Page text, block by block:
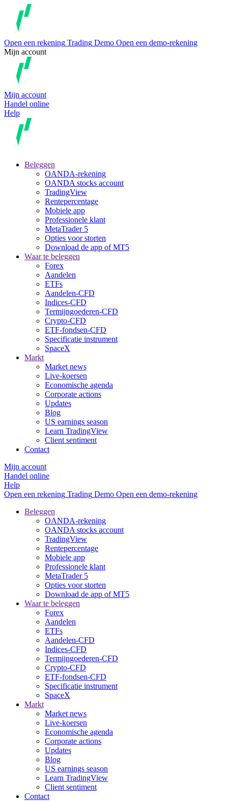
Open een rekening Trading Demo Open een demo-rekening
Mijn account
Mijn account
Handel online
Help
Beleggen
OANDA-rekening
OANDA stocks account
TradingView
Rentepercentage
Mobiele app
Professionele klant
MetaTrader 5
Opties voor storten
Download de app of MT5
Waar te beleggen
Forex
Aandelen
ETFs
Aandelen-CFD
Indices-CFD
Termijngoederen-CFD
Crypto-CFD
ETF-fondsen-CFD
Specificatie instrument
SpaceX
Markt
Market news
Live-koersen
Economische agenda
Corporate actions
Updates
Blog
US earnings season
Learn TradingView
Client sentiment
Contact
Mijn account
Handel online
Help
Open een rekening Trading Demo Open een demo-rekening
Beleggen
OANDA-rekening
OANDA stocks account
TradingView
Rentepercentage
Mobiele app
Professionele klant
MetaTrader 5
Opties voor storten
Download de app of MT5
Waar te beleggen
Forex
Aandelen
ETFs
Aandelen-CFD
Indices-CFD
Termijngoederen-CFD
Crypto-CFD
ETF-fondsen-CFD
Specificatie instrument
SpaceX
Markt
Market news
Live-koersen
Economische agenda
Corporate actions
Updates
Blog
US earnings season
Learn TradingView
Client sentiment
Contact